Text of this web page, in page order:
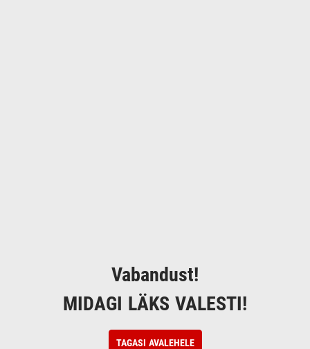
Vabandust!
MIDAGI LÄKS VALESTI!
TAGASI AVALEHELE